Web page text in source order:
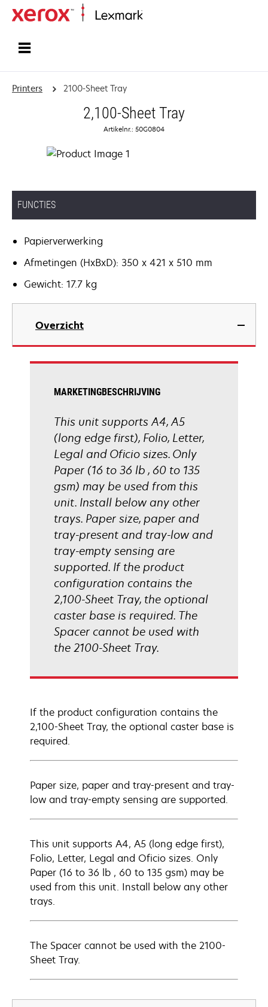
Printers 2100-Sheet Tray
2,100-Sheet Tray
Artikelnr.: 50G0804
FUNCTIES
Papierverwerking
Afmetingen (HxBxD): 350 x 421 x 510 mm
Gewicht: 17.7 kg
Overzicht
MARKETINGBESCHRIJVING
This unit supports A4, A5
(long edge first), Folio, Letter,
Legal and Oficio sizes. Only
Paper (16 to 36 lb , 60 to 135
gsm) may be used from this
unit. Install below any other
trays. Paper size, paper and
tray-present and tray-low and
tray-empty sensing are
supported. If the product
configuration contains the
2,100-Sheet Tray, the optional
caster base is required. The
Spacer cannot be used with
the 2100-Sheet Tray.
If the product configuration contains the
2,100-Sheet Tray, the optional caster base is
required.
Paper size, paper and tray-present and tray-
low and tray-empty sensing are supported.
This unit supports A4, A5 (long edge first),
Folio, Letter, Legal and Oficio sizes. Only
Paper (16 to 36 lb , 60 to 135 gsm) may be
used from this unit. Install below any other
trays.
The Spacer cannot be used with the 2100-
Sheet Tray.